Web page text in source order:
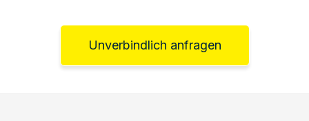
Unverbindlich anfragen